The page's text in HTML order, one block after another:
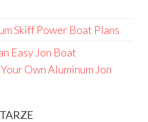
Skiff Power Boat Plans
Easy Jon Boat
Own Aluminum Jon